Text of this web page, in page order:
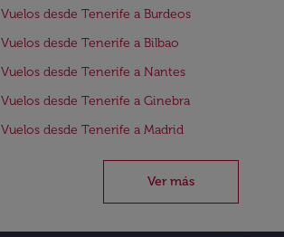
Vuelos desde Tenerife a Burdeos
Vuelos desde Tenerife a Bilbao
Vuelos desde Tenerife a Nantes
Vuelos desde Tenerife a Ginebra
Vuelos desde Tenerife a Madrid
Ver más